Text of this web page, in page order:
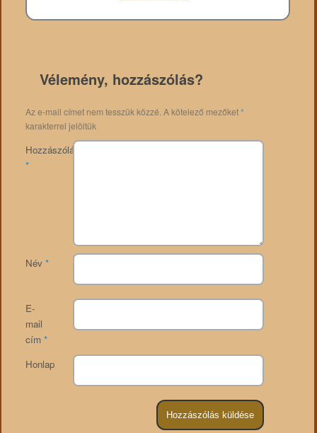
Vélemény, hozzászólás?
Az e-mail címet nem tesszük közzé. A kötelező mezőket*
karakterrel jelöltük
Hozzászólás
*
Név *
E-
mail
cím *
Honlap